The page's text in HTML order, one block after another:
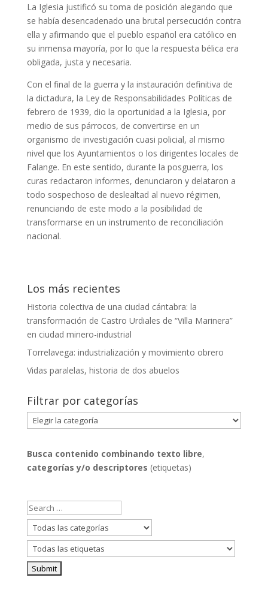
La Iglesia justificó su toma de posición alegando que
se había desencadenado una brutal persecución contra
ella y afirmando que el pueblo español era católico en
su inmensa mayoría, por lo que la respuesta bélica era
obligada, justa y necesaria.
Con el final de la guerra y la instauración definitiva de
la dictadura, la Ley de Responsabilidades Políticas de
febrero de 1939, dio la oportunidad a la Iglesia, por
medio de sus párrocos, de convertirse en un
organismo de investigación cuasi policial, al mismo
nivel que los Ayuntamientos o los dirigentes locales de
Falange. En este sentido, durante la posguerra, los
curas redactaron informes, denunciaron y delataron a
todo sospechoso de deslealtad al nuevo régimen,
renunciando de este modo a la posibilidad de
transformarse en un instrumento de reconciliación
nacional.
Los más recientes
Historia colectiva de una ciudad cántabra: la
transformación de Castro Urdiales de “Villa Marinera”
en ciudad minero-industrial
Torrelavega: industrialización y movimiento obrero
Vidas paralelas, historia de dos abuelos
Filtrar por categorías
Filtrar
por
Busca contenido combinando texto libre,
categorías y/o descriptores (etiquetas)